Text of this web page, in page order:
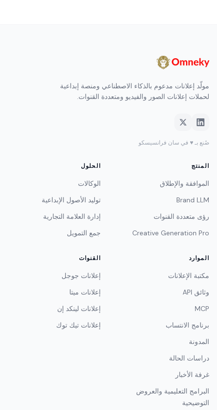
مولّد إعلانات مدعوم بالذكاء الاصطناعي ومنصة إبداعية
لحملات إعلانات الصور والفيديو ومتعددة القنوات.
صُنع بـ ♥ في سان فرانسيسكو
المنتج
الموافقة والإطلاق
Brand LLM
رؤى متعددة القنوات
Creative Generation Pro
الحلول
الوكالات
توليد الأصول الإبداعية
إدارة العلامة التجارية
جمع التمويل
الموارد
مكتبة الإعلانات
وثائق API
MCP
برنامج الانتساب
المدونة
دراسات الحالة
غرفة الأخبار
البرامج التعليمية والعروض
التوضيحية
القنوات
إعلانات جوجل
إعلانات ميتا
إعلانات لينكد إن
إعلانات تيك توك